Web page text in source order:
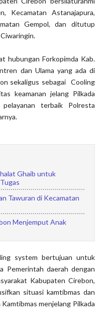
Kecamatan Astanajapura,
Gempol, dan ditutup
hubungan Forkopimda Kab.
dan Ulama yang ada di
sekaligus sebagai Cooling
keamanan jelang Pilkada
terbaik Polresta
Ghaib untuk
Tawuran di Kecamatan
Menjemput Anak
system bertujuan untuk
Pemerintah daerah dengan
Kabupaten Cirebon,
situasi kamtibmas dan
menjelang Pilkada